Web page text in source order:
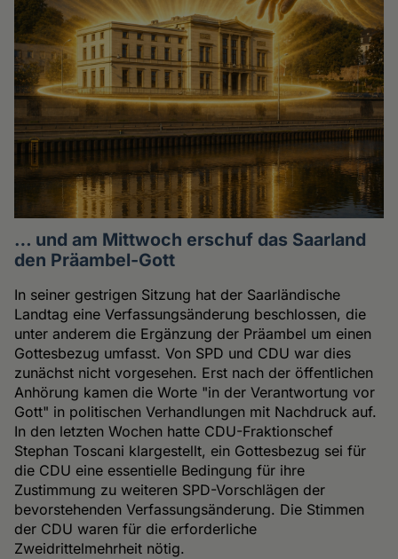
… und am Mittwoch erschuf das Saarland
den Präambel-Gott
In seiner gestrigen Sitzung hat der Saarländische
Landtag eine Verfassungsänderung beschlossen, die
unter anderem die Ergänzung der Präambel um einen
Gottesbezug umfasst. Von SPD und CDU war dies
zunächst nicht vorgesehen. Erst nach der öffentlichen
Anhörung kamen die Worte "in der Verantwortung vor
Gott" in politischen Verhandlungen mit Nachdruck auf.
In den letzten Wochen hatte CDU-Fraktionschef
Stephan Toscani klargestellt, ein Gottesbezug sei für
die CDU eine essentielle Bedingung für ihre
Zustimmung zu weiteren SPD-Vorschlägen der
bevorstehenden Verfassungsänderung. Die Stimmen
der CDU waren für die erforderliche
Zweidrittelmehrheit nötig.